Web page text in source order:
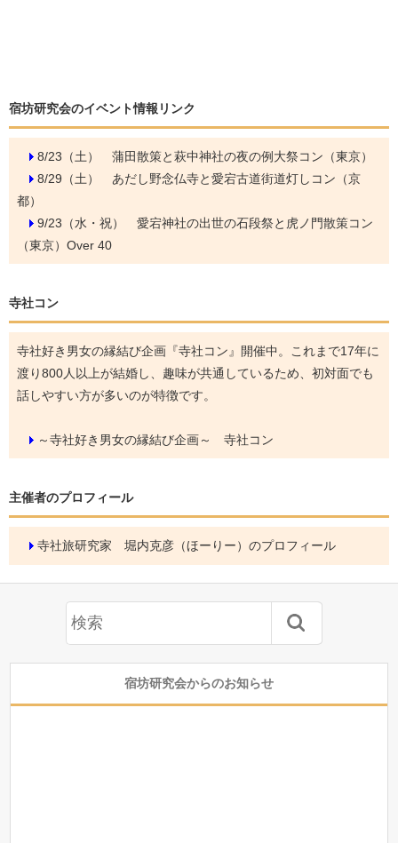
宿坊研究会のイベント情報リンク
8/23（土） 蒲田散策と萩中神社の夜の例大祭コン（東京）
8/29（土） あだし野念仏寺と愛宕古道街道灯しコン（京
都）
9/23（水・祝） 愛宕神社の出世の石段祭と虎ノ門散策コン
（東京）Over 40
寺社コン
寺社好き男女の縁結び企画『寺社コン』開催中。これまで17年に
渡り800人以上が結婚し、趣味が共通しているため、初対面でも
話しやすい方が多いのが特徴です。
～寺社好き男女の縁結び企画～ 寺社コン
主催者のプロフィール
寺社旅研究家 堀内克彦（ほーりー）のプロフィール
宿坊研究会からのお知らせ